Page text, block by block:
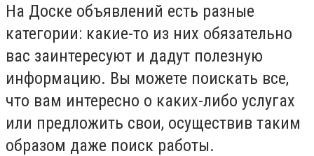
На Доске объявлений есть разные
категории: какие-то из них обязательно
вас заинтересуют и дадут полезную
информацию. Вы можете поискать все,
что вам интересно о каких-либо услугах
или предложить свои, осуществив таким
образом даже поиск работы.